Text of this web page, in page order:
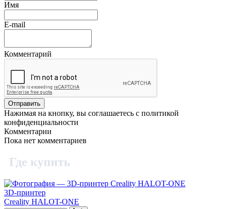
Имя
E-mail
Комментарий
Нажимая на кнопку, вы соглашаетесь с политикой
конфиденциальности
Комментарии
Пока нет комментариев
Где купить
3D-принтер
Creality HALOT-ONE